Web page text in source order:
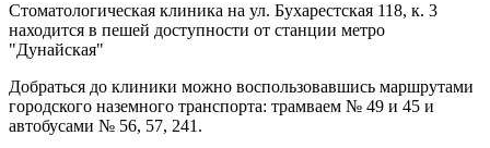
Стоматологическая клиника на ул. Бухарестская 118, к. 3
находится в пешей доступности от станции метро
"Дунайская"
Добраться до клиники можно воспользовавшись маршрутами
городского наземного транспорта: трамваем № 49 и 45 и
автобусами № 56, 57, 241.